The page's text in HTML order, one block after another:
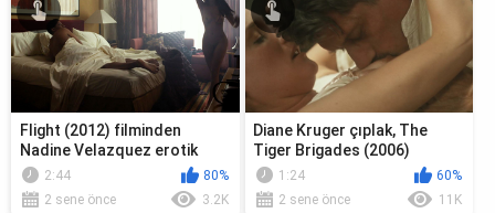
Flight (2012) filminden
Nadine Velazquez erotik
sahnesi
2:44
80%
2 sene önce
3.2K
Diane Kruger çıplak, The
Tiger Brigades (2006)
filminden seks sahnesi
1:24
60%
2 sene önce
11K